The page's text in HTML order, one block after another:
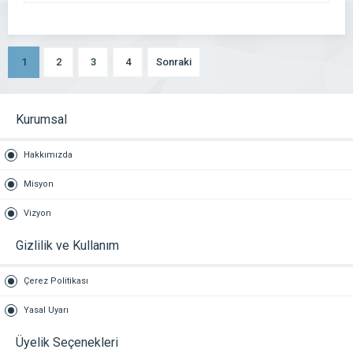
1 2 3 4 Sonraki
Kurumsal
Hakkımızda
Misyon
Vizyon
Gizlilik ve Kullanım
Çerez Politikası
Yasal Uyarı
Üyelik Seçenekleri